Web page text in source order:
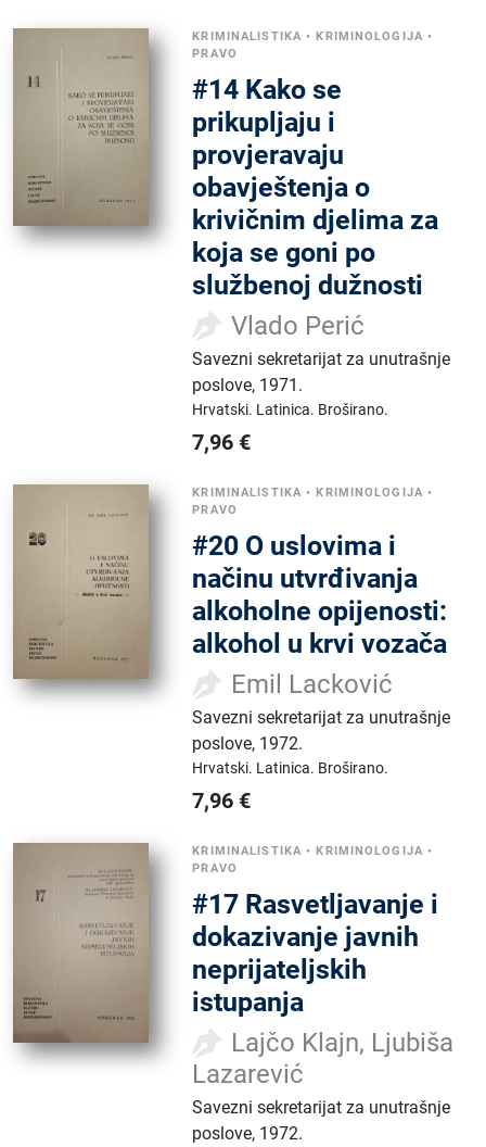
KRIMINALISTIKA •KRIMINOLOGIJA •
PRAVO
#14 Kako se
prikupljaju i
provjeravaju
obavještenja o
krivičnim djelima za
koja se goni po
službenoj dužnosti
Vlado Perić
Savezni sekretarijat za unutrašnje
poslove, 1971.
Hrvatski. Latinica. Broširano.
7,96 €
KRIMINALISTIKA •KRIMINOLOGIJA •
PRAVO
#20 O uslovima i
načinu utvrđivanja
alkoholne opijenosti:
alkohol u krvi vozača
Emil Lacković
Savezni sekretarijat za unutrašnje
poslove, 1972.
Hrvatski. Latinica. Broširano.
7,96 €
KRIMINALISTIKA •KRIMINOLOGIJA •
PRAVO
#17 Rasvetljavanje i
dokazivanje javnih
neprijateljskih
istupanja
Lajčo Klajn, Ljubiša
Lazarević
Savezni sekretarijat za unutrašnje
poslove, 1972.